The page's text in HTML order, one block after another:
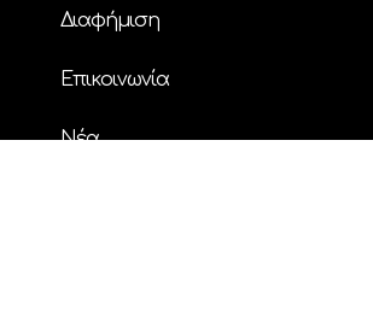
Διαφήμιση
Επικοινωνία
Nέα